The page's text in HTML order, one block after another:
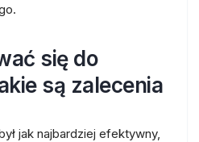
się do
są zalecenia
jak najbardziej efektywny,